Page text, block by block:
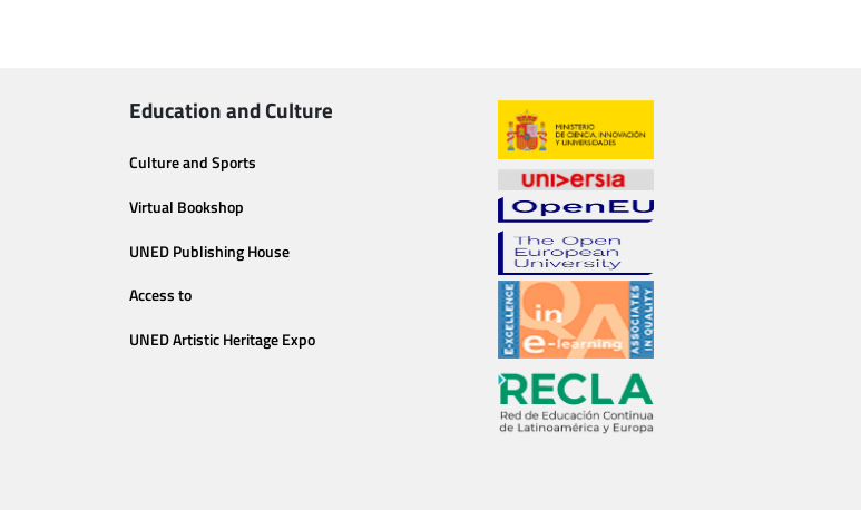
Education and Culture
Culture and Sports
Virtual Bookshop
UNED Publishing House
Access to
UNED Artistic Heritage Expo